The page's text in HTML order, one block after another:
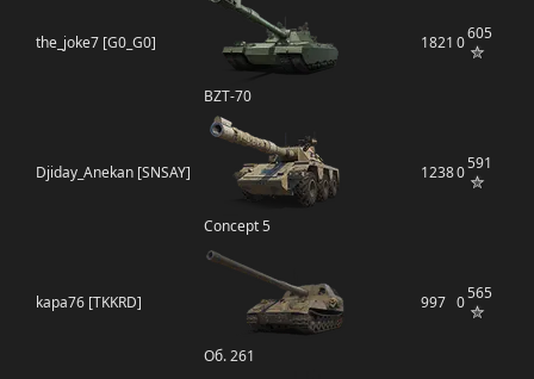
the_joke7 [G0_G0]
BZT-70
1821 0605
Djiday_Anekan [SNSAY]
Concept 5
12380591
kapa76 [TKKRD]
Об. 261
997 0565